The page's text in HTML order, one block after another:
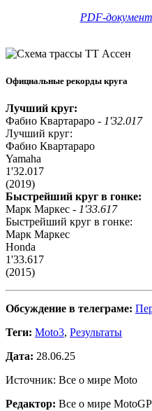
PDF-
Официальные рекорды круга
Лучший круг:
Фабио Квартараро - 1'32.017
Лучший круг:
Фабио Квартараро
Yamaha
1'32.017
(2019)
Быстрейший круг в гонке:
Марк Маркес - 1'33.617
Быстрейший круг в гонке:
Марк Маркес
Honda
1'33.617
(2015)
Обсуждение в телеграме:
Теги: Moto3, Результаты
Дата: 28.06.25
Источник: Все о мире Moto
Редактор: Все о мире MotoGP